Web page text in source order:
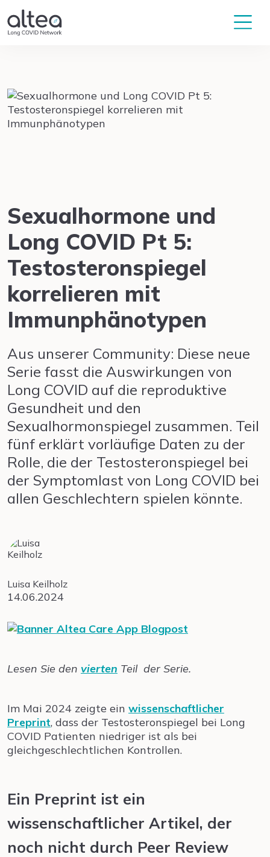
Sexualhormone und
Long COVID Pt 5:
Testosteronspiegel
korrelieren mit
Immunphänotypen
Aus unserer Community: Diese neue
Serie fasst die Auswirkungen von
Long COVID auf die reproduktive
Gesundheit und den
Sexualhormonspiegel zusammen. Teil
fünf erklärt vorläufige Daten zu der
Rolle, die der Testosteronspiegel bei
der Symptomlast von Long COVID bei
allen Geschlechtern spielen könnte.
Luisa Keilholz
14.06.2024
Lesen Sie den vierten Teil der Serie.
Im Mai 2024 zeigte ein wissenschaftlicher
Preprint, dass der Testosteronspiegel bei Long
COVID Patienten niedriger ist als bei
gleichgeschlechtlichen Kontrollen.
Ein Preprint ist ein
wissenschaftlicher Artikel, der
noch nicht durch Peer Review